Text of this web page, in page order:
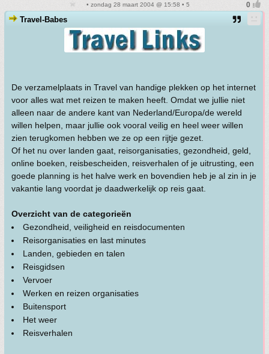
• zondag 28 maart 2004 @ 15:58 • 5
Travel-Babes
De verzamelplaats in Travel van handige plekken op het internet
voor alles wat met reizen te maken heeft. Omdat we jullie niet
alleen naar de andere kant van Nederland/Europa/de wereld
willen helpen, maar jullie ook vooral veilig en heel weer willen
zien terugkomen hebben we ze op een rijtje gezet.
Of het nu over landen gaat, reisorganisaties, gezondheid, geld,
online boeken, reisbescheiden, reisverhalen of je uitrusting, een
goede planning is het halve werk en bovendien heb je al zin in je
vakantie lang voordat je daadwerkelijk op reis gaat.
Overzicht van de categorieën
Gezondheid, veiligheid en reisdocumenten
Reisorganisaties en last minutes
Landen, gebieden en talen
Reisgidsen
Vervoer
Werken en reizen organisaties
Buitensport
Het weer
Reisverhalen